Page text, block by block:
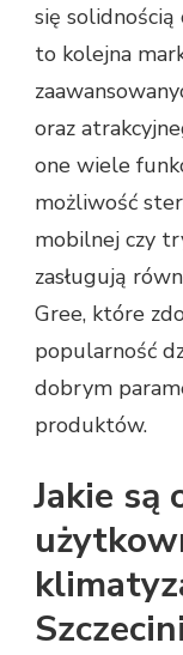
się solidnością
to kolejna
oraz
one wiele
możliwość
mobilnej czy
zasługują
Gree, które
popularność
dobrym
produktów.
Jakie są